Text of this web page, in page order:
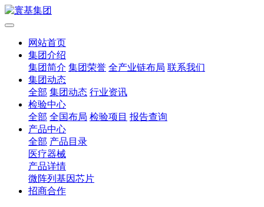
网站首页
集团介绍
集团简介 集团荣誉 全产业链布局 联系我们
集团动态
全部 集团动态 行业资讯
检验中心
全部 全国布局 检验项目 报告查询
产品中心
全部 产品目录
医疗器械
产品详情
微阵列基因芯片
招商合作